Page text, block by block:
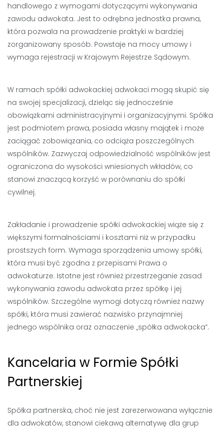
handlowego z wymogami dotyczącymi wykonywania
zawodu adwokata. Jest to odrębna jednostka prawna,
która pozwala na prowadzenie praktyki w bardziej
zorganizowany sposób. Powstaje na mocy umowy i
wymaga rejestracji w Krajowym Rejestrze Sądowym.
W ramach spółki adwokackiej adwokaci mogą skupić się
na swojej specjalizacji, dzieląc się jednocześnie
obowiązkami administracyjnymi i organizacyjnymi. Spółka
jest podmiotem prawa, posiada własny majątek i może
zaciągać zobowiązania, co odciąża poszczególnych
wspólników. Zazwyczaj odpowiedzialność wspólników jest
ograniczona do wysokości wniesionych wkładów, co
stanowi znaczącą korzyść w porównaniu do spółki
cywilnej.
Zakładanie i prowadzenie spółki adwokackiej wiąże się z
większymi formalnościami i kosztami niż w przypadku
prostszych form. Wymaga sporządzenia umowy spółki,
która musi być zgodna z przepisami Prawa o
adwokaturze. Istotne jest również przestrzeganie zasad
wykonywania zawodu adwokata przez spółkę i jej
wspólników. Szczególne wymogi dotyczą również nazwy
spółki, która musi zawierać nazwisko przynajmniej
jednego wspólnika oraz oznaczenie „spółka adwokacka”.
Kancelaria w Formie Spółki
Partnerskiej
Spółka partnerska, choć nie jest zarezerwowana wyłącznie
dla adwokatów, stanowi ciekawą alternatywę dla grup